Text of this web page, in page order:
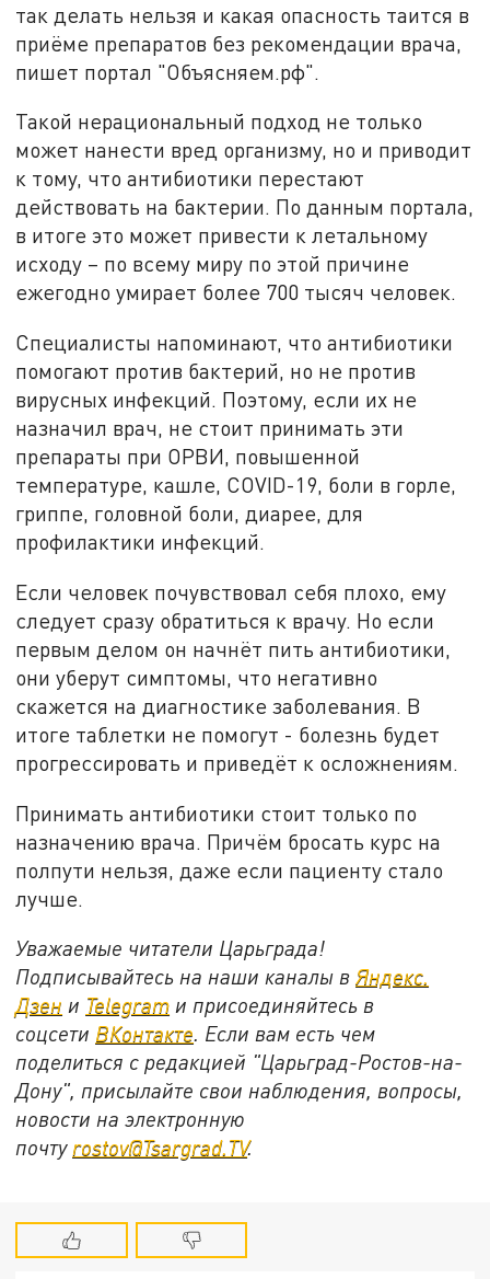
так делать нельзя и какая опасность таится в
приёме препаратов без рекомендации врача,
пишет портал "Объясняем.рф".
Такой нерациональный подход не только
может нанести вред организму, но и приводит
к тому, что антибиотики перестают
действовать на бактерии. По данным портала,
в итоге это может привести к летальному
исходу – по всему миру по этой причине
ежегодно умирает более 700 тысяч человек.
Специалисты напоминают, что антибиотики
помогают против бактерий, но не против
вирусных инфекций. Поэтому, если их не
назначил врач, не стоит принимать эти
препараты при ОРВИ, повышенной
температуре, кашле, COVID-19, боли в горле,
гриппе, головной боли, диарее, для
профилактики инфекций.
Если человек почувствовал себя плохо, ему
следует сразу обратиться к врачу. Но если
первым делом он начнёт пить антибиотики,
они уберут симптомы, что негативно
скажется на диагностике заболевания. В
итоге таблетки не помогут - болезнь будет
прогрессировать и приведёт к осложнениям.
Принимать антибиотики стоит только по
назначению врача. Причём бросать курс на
полпути нельзя, даже если пациенту стало
лучше.
Уважаемые читатели Царьграда!
Подписывайтесь на наши каналы вЯндекс.
Дзен и Telegram и присоединяйтесь в
соцсети ВКонтакте. Если вам есть чем
поделиться с редакцией "Царьград-Ростов-на-
Дону", присылайте свои наблюдения, вопросы,
новости на электронную
почту rostov@Tsargrad.ТV.